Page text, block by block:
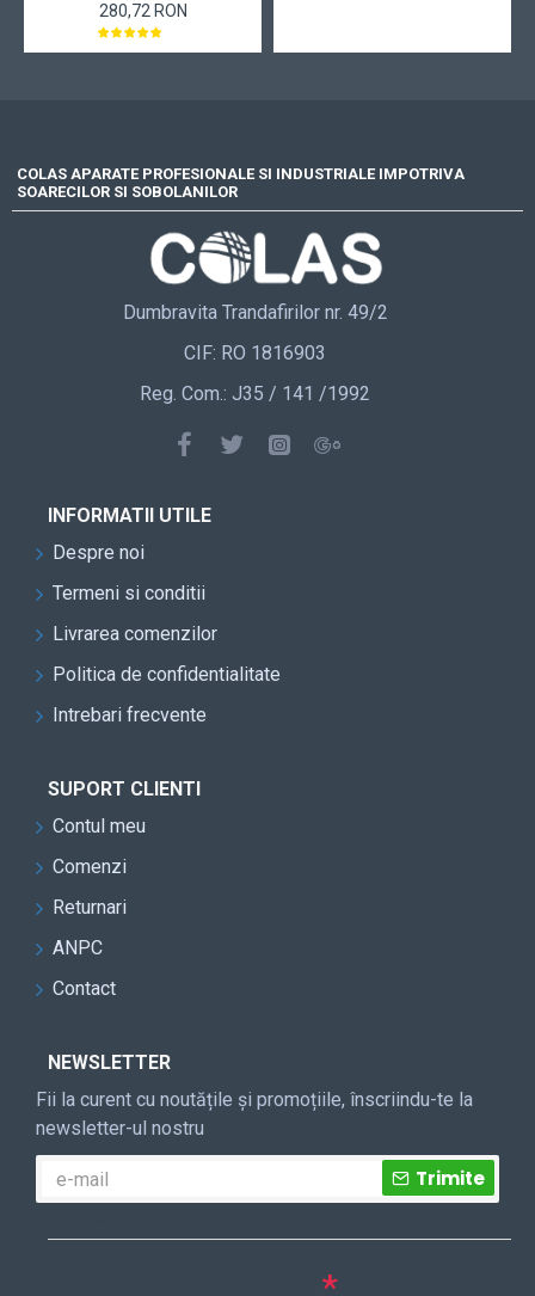
280,72 RON
COLAS APARATE PROFESIONALE SI INDUSTRIALE IMPOTRIVA
SOARECILOR SI SOBOLANILOR
Dumbravita Trandafirilor nr. 49/2
CIF: RO 1816903
Reg. Com.: J35 / 141 /1992
INFORMATII UTILE
Despre noi
Termeni si conditii
Livrarea comenzilor
Politica de confidentialitate
Intrebari frecvente
SUPORT CLIENTI
Contul meu
Comenzi
Returnari
ANPC
Contact
NEWSLETTER
Fii la curent cu noutățile și promoțiile, înscriindu-te la
newsletter-ul nostru
Trimite